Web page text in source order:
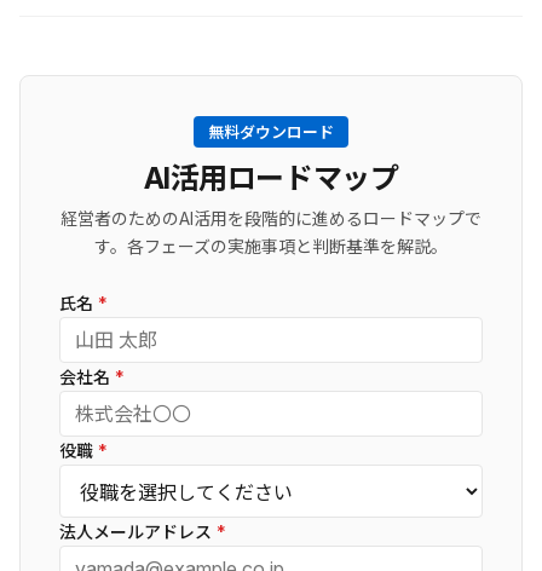
無料ダウンロード
AI活用ロードマップ
経営者のためのAI活用を段階的に進めるロードマップで
す。各フェーズの実施事項と判断基準を解説。
氏名 *
会社名 *
役職 *
法人メールアドレス *